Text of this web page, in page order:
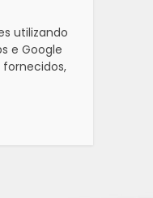
utilizando
e Google